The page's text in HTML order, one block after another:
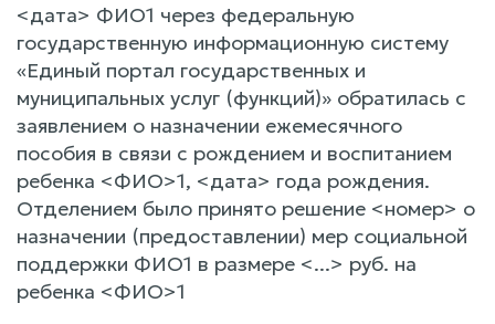
<дата> ФИО1 через федеральную
государственную информационную систему
«Единый портал государственных и
муниципальных услуг (функций)» обратилась с
заявлением о назначении ежемесячного
пособия в связи с рождением и воспитанием
ребенка <ФИО>1, <дата> года рождения.
Отделением было принято решение <номер> о
назначении (предоставлении) мер социальной
поддержки ФИО1 в размере <...> руб. на
ребенка <ФИО>1